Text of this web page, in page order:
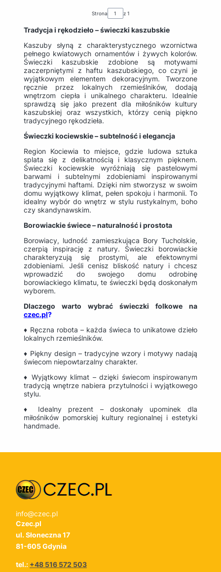
Strona z 1
Tradycja i rękodzieło – świeczki kaszubskie
Kaszuby słyną z charakterystycznego wzornictwa
pełnego kwiatowych ornamentów i żywych kolorów.
Świeczki kaszubskie zdobione są motywami
zaczerpniętymi z haftu kaszubskiego, co czyni je
wyjątkowym elementem dekoracyjnym. Tworzone
ręcznie przez lokalnych rzemieślników, dodają
wnętrzom ciepła i unikalnego charakteru. Idealnie
sprawdzą się jako prezent dla miłośników kultury
kaszubskiej oraz wszystkich, którzy cenią piękno
tradycyjnego rękodzieła.
Świeczki kociewskie – subtelność i elegancja
Region Kociewia to miejsce, gdzie ludowa sztuka
splata się z delikatnością i klasycznym pięknem.
Świeczki kociewskie wyróżniają się pastelowymi
barwami i subtelnymi zdobieniami inspirowanymi
tradycyjnymi haftami. Dzięki nim stworzysz w swoim
domu wyjątkowy klimat, pełen spokoju i harmonii. To
idealny wybór do wnętrz w stylu rustykalnym, boho
czy skandynawskim.
Borowiackie świece – naturalność i prostota
Borowiacy, ludność zamieszkująca Bory Tucholskie,
czerpią inspirację z natury. Świeczki borowiackie
charakteryzują się prostymi, ale efektownymi
zdobieniami. Jeśli cenisz bliskość natury i chcesz
wprowadzić do swojego domu odrobinę
borowiackiego klimatu, te świeczki będą doskonałym
wyborem.
Dlaczego warto wybrać świeczki folkowe na
czec.pl?
♦ Ręczna robota – każda świeca to unikatowe dzieło
lokalnych rzemieślników.
♦ Piękny design – tradycyjne wzory i motywy nadają
świecom niepowtarzalny charakter.
♦ Wyjątkowy klimat – dzięki świecom inspirowanym
tradycją wnętrze nabiera przytulności i wyjątkowego
stylu.
♦ Idealny prezent – doskonały upominek dla
miłośników pomorskiej kultury regionalnej i estetyki
handmade.
info@czec.pl
Czec.pl
ul. Słoneczna 17
81-605 Gdynia
tel.: +48 516 572 503